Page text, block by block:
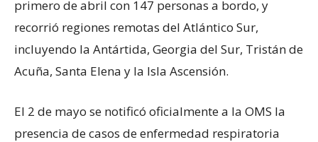
primero de abril con 147 personas a bordo, y
recorrió regiones remotas del Atlántico Sur,
incluyendo la Antártida, Georgia del Sur, Tristán de
Acuña, Santa Elena y la Isla Ascensión.
El 2 de mayo se notificó oficialmente a la OMS la
presencia de casos de enfermedad respiratoria